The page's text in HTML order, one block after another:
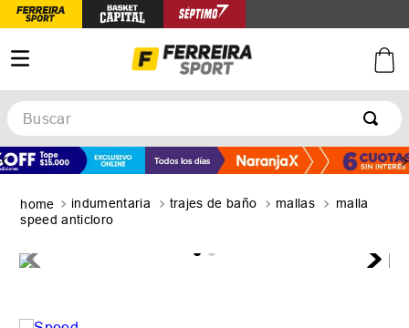
Buscar
indumentaria trajes de baño mallas
malla
speed anticloro
TÉRMINOS MÁS BUSCADOS
2.
zapatillas